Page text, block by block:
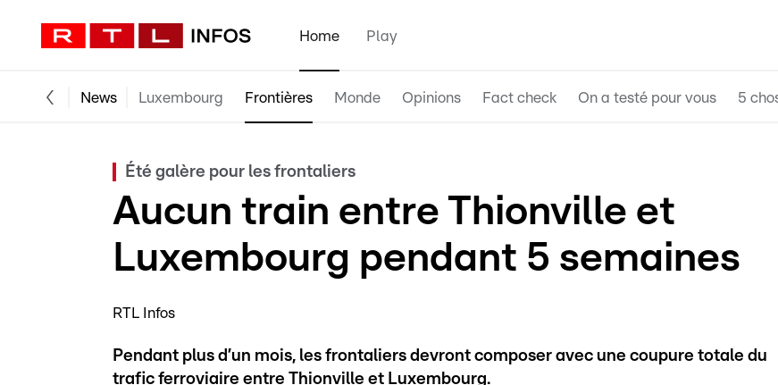
Home Play
News Luxembourg Frontières Monde Opinions Fact check On a testé pour vous 5
Été galère pour les frontaliers
Aucun train entre Thionville et
Luxembourg pendant 5 semaines
RTL Infos
Pendant plus d’un mois, les frontaliers devront composer avec une coupure totale du
trafic ferroviaire entre Thionville et Luxembourg.